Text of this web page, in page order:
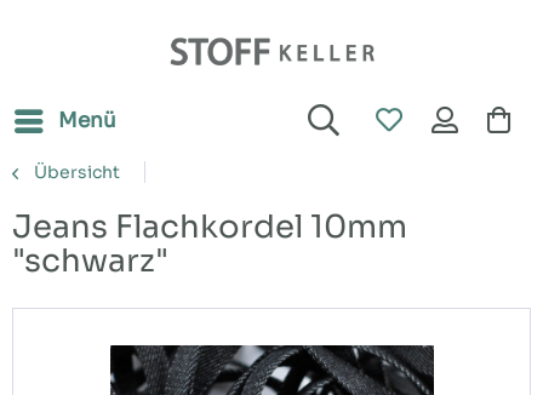
Menü
Übersicht
Jeans Flachkordel 10mm
"schwarz"